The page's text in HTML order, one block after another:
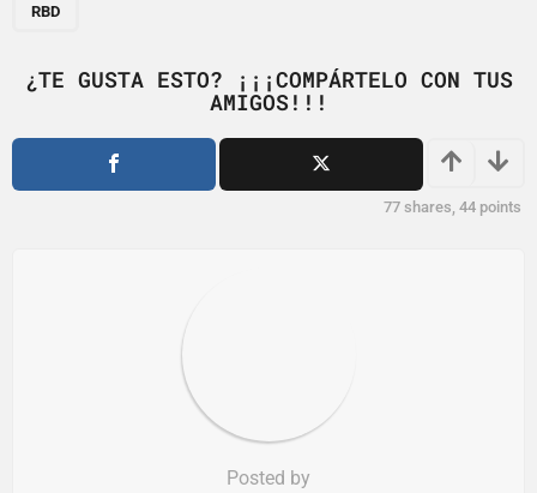
a
i
RBD
¿TE GUSTA ESTO? ¡¡¡COMPÁRTELO CON TUS
AMIGOS!!!
77 shares, 44 points
Posted by